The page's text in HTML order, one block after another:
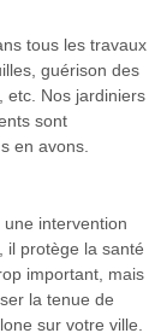
tous les travaux
guérison des
etc. Nos jardiniers
sont
en avons.
intervention
il protège la santé
important, mais
la tenue de
sur votre ville.